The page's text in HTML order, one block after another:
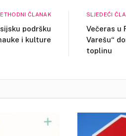
ČLANAK
podršku
i kulture
SLJEDEĆI
Večeras u
Varešu“
toplinu